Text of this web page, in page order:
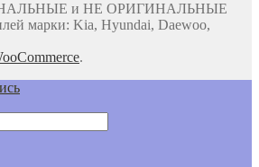
и НЕ ОРИГИНАЛЬНЫЕ
марки: Kia, Hyundai, Daewoo,
.